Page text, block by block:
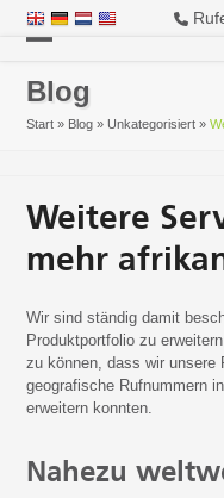
mobile
mobile
Blog
Start » Blog »Unkategorisiert »
Weitere
mehr
Wir sind ständig damit
Produktportfolio zu
zu können, dass wir unsere
geografische Rufnummern
erweitern konnten.
Nahezu